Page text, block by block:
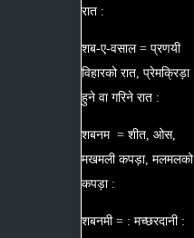
रात :
शब-ए-वसाल = प्रणयी
विहारको रात, प्रेमक्रिड़ा
हुने वा गरिने रात :
शबनम = शीत, ओस,
मखमली कपड़ा, मलमलको
कपड़ा :
शबनमी = : मच्छरदानी :